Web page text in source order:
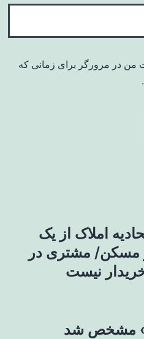
من در مرورگر برای زمانی که
املاک از یک
مسکن/ مشتری در
نیست
مشخص شد